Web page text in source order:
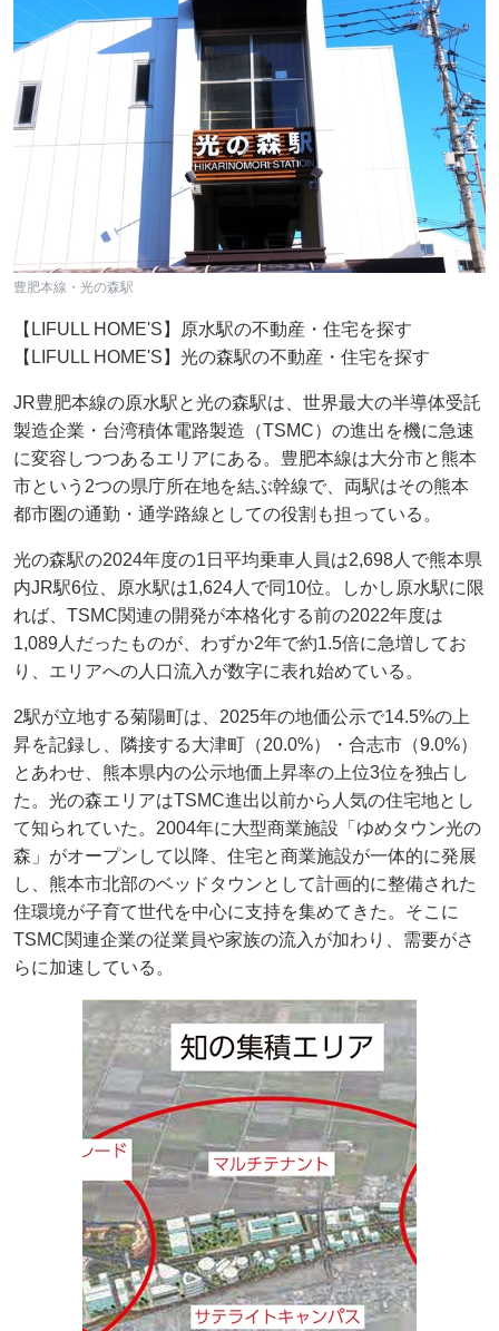
豊肥本線・光の森駅
【LIFULL HOME'S】原水駅の不動産・住宅を探す
【LIFULL HOME'S】光の森駅の不動産・住宅を探す
JR豊肥本線の原水駅と光の森駅は、世界最大の半導体受託
製造企業・台湾積体電路製造（TSMC）の進出を機に急速
に変容しつつあるエリアにある。豊肥本線は大分市と熊本
市という2つの県庁所在地を結ぶ幹線で、両駅はその熊本
都市圏の通勤・通学路線としての役割も担っている。
光の森駅の2024年度の1日平均乗車人員は2,698人で熊本県
内JR駅6位、原水駅は1,624人で同10位。しかし原水駅に限
れば、TSMC関連の開発が本格化する前の2022年度は
1,089人だったものが、わずか2年で約1.5倍に急増してお
り、エリアへの人口流入が数字に表れ始めている。
2駅が立地する菊陽町は、2025年の地価公示で14.5%の上
昇を記録し、隣接する大津町（20.0%）・合志市（9.0%）
とあわせ、熊本県内の公示地価上昇率の上位3位を独占し
た。光の森エリアはTSMC進出以前から人気の住宅地とし
て知られていた。2004年に大型商業施設「ゆめタウン光の
森」がオープンして以降、住宅と商業施設が一体的に発展
し、熊本市北部のベッドタウンとして計画的に整備された
住環境が子育て世代を中心に支持を集めてきた。そこに
TSMC関連企業の従業員や家族の流入が加わり、需要がさ
らに加速している。